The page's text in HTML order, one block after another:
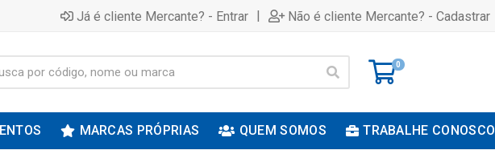
Já é cliente Mercante? - Entrar | Não é cliente Mercante? - Cadastrar
0
MARCAS PRÓPRIAS QUEM SOMOS TRABALHE CONOSCO